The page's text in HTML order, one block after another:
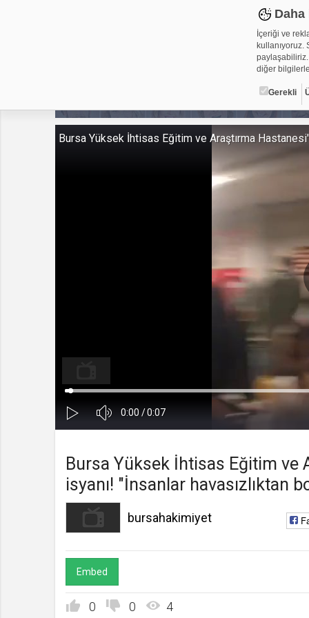
İçeriği ve
kullanıyoruz.
paylaşabiliriz.
diğer
Gerekli
Çerez
Çerezler,
metin
alanlar için
Üçüncü
Kapa
Süre
0:00 /Toplam
0:07
Yükleniyor:
Bursa Yüksek İhtisas Eğitim ve Araştırma
Bursa Yüksek İhtisas Eğitim ve
isyanı! "İnsanlar havasızlıktan
bursahakimiyet
Embed
0 0 4